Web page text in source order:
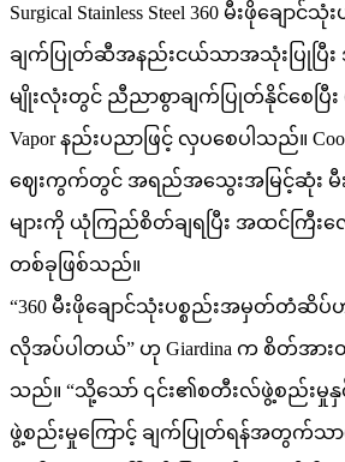
Surgical Stainless Steel 360 မီးဖိုချောင်
ချက်ပြုတ်ဆီအနည်းငယ်သာအသုံးပြုပြီး အ
မျိုးလုံးတွင် ညီညာစွာချက်ပြုတ်နိုင်စေပြီ
Vapor နည်းပညာဖြင့် လှပစေပါသည်။
ဈေးကွက်တွင် အရည်အသွေးအမြင့်ဆုံး မီးဖို
များကို ယုံကြည်စိတ်ချရပြီး အထင်ကြီးလ
တစ်ခုဖြစ်သည်။
“360 ​​မီးဖိုချောင်သုံးပစ္စည်းအမှတ်တံဆိပ်
လိုအပ်ပါတယ်” ဟု Giardina က စိတ်အား
သည်။ “သို့သော် ၎င်း၏စတီးလ်ဖွဲ့စည်းမှုနှင့်
ဖွဲ့စည်းမှုကြောင့် ချက်ပြုတ်ရန်အတွက်